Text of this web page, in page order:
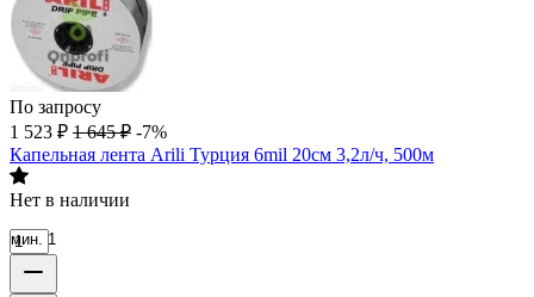
По запросу
1 523 ₽ 1 645 ₽ -7%
Капельная лента Arili Турция 6mil 20см 3,2л/ч, 500м
Нет в наличии
мин. 1